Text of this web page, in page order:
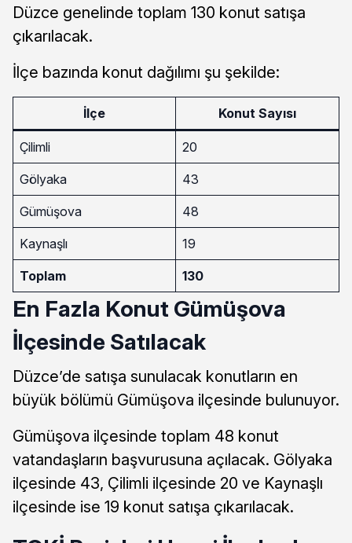
Düzce genelinde toplam 130 konut satışa
çıkarılacak.
İlçe bazında konut dağılımı şu şekilde:
İlçe Konut Sayısı
Çilimli 20
Gölyaka 43
Gümüşova 48
Kaynaşlı 19
Toplam 130
En Fazla Konut Gümüşova
İlçesinde Satılacak
Düzce’de satışa sunulacak konutların en
büyük bölümü Gümüşova ilçesinde bulunuyor.
Gümüşova ilçesinde toplam 48 konut
vatandaşların başvurusuna açılacak. Gölyaka
ilçesinde 43, Çilimli ilçesinde 20 ve Kaynaşlı
ilçesinde ise 19 konut satışa çıkarılacak.